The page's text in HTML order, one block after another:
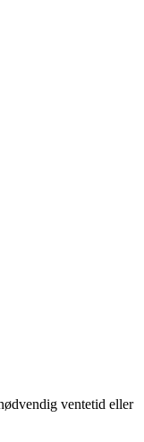
ventetid eller